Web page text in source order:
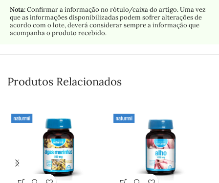
Nota:Confirmar a informação no rótulo/caixa do artigo. Uma vez
que as informações disponibilizadas podem sofrer alterações de
acordo com o lote, deverá considerar sempre a informação que
acompanha o produto recebido.
Produtos Relacionados